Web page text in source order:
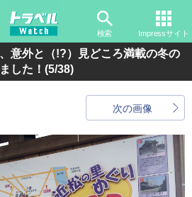
検索 Impressサイト
意外と（!?）見どころ満載の冬の
した！ (5/38)
次の画像